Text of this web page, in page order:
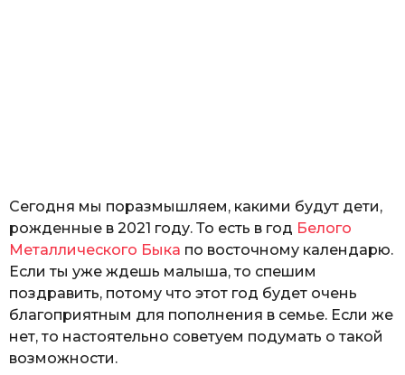
Сегодня мы поразмышляем, какими будут дети,
рожденные в 2021 году. То есть в год Белого
Металлического Быка по восточному календарю.
Если ты уже ждешь малыша, то спешим
поздравить, потому что этот год будет очень
благоприятным для пополнения в семье. Если же
нет, то настоятельно советуем подумать о такой
возможности.